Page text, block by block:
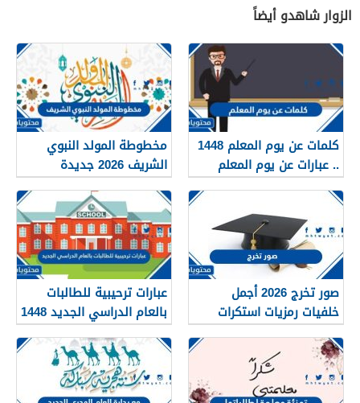
الزوار شاهدو أيضاً
كلمات عن يوم المعلم 1448
.. عبارات عن يوم المعلم
مكتوبة 1448
مخطوطة المولد النبوي
الشريف 2026 جديدة
صور تخرج 2026 أجمل
خلفيات رمزيات استكرات
مبروك التخرج 1448
عبارات ترحيبية للطالبات
بالعام الدراسي الجديد 1448
بالصور